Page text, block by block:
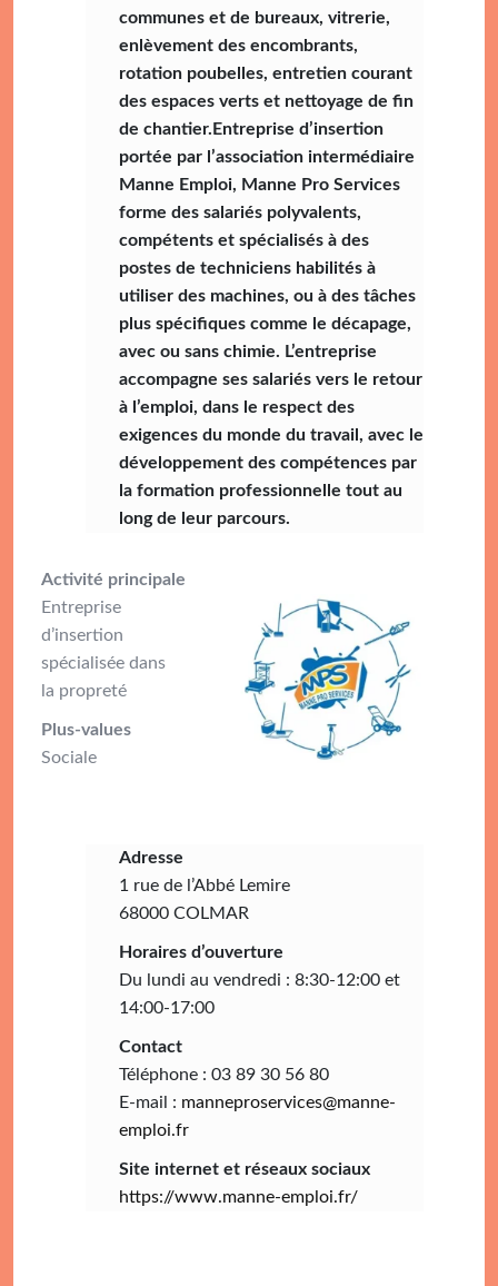
communes et de bureaux, vitrerie,
enlèvement des encombrants,
rotation poubelles, entretien courant
des espaces verts et nettoyage de fin
de chantier.Entreprise d’insertion
portée par l’association intermédiaire
Manne Emploi, Manne Pro Services
forme des salariés polyvalents,
compétents et spécialisés à des
postes de techniciens habilités à
utiliser des machines, ou à des tâches
plus spécifiques comme le décapage,
avec ou sans chimie. L’entreprise
accompagne ses salariés vers le retour
à l’emploi, dans le respect des
exigences du monde du travail, avec le
développement des compétences par
la formation professionnelle tout au
long de leur parcours.
Activité principale
Entreprise
d’insertion
spécialisée dans
la propreté
Plus-values
Sociale
Adresse
1 rue de l’Abbé Lemire
68000 COLMAR
Horaires d’ouverture
Du lundi au vendredi : 8:30-12:00 et
14:00-17:00
Contact
Téléphone : 03 89 30 56 80
E-mail : manneproservices@manne-
emploi.fr
Site internet et réseaux sociaux
https://www.manne-emploi.fr/